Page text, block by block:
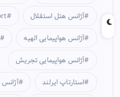
آژانس هتل استقلال
آژانس هواپیمایی الهیه
آژانس هواپیمایی تجریش
آژانس استارتاپ ایرلند